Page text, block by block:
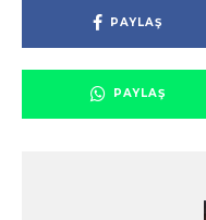
PAYLAŞ
PAYLAŞ